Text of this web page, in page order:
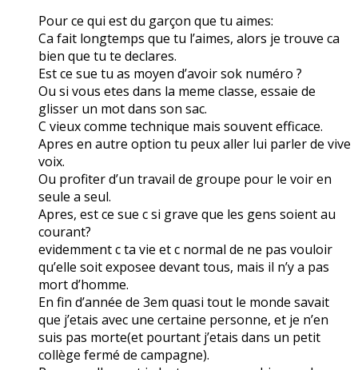
Pour ce qui est du garçon que tu aimes:
Ca fait longtemps que tu l’aimes, alors je trouve ca
bien que tu te declares.
Est ce sue tu as moyen d’avoir sok numéro ?
Ou si vous etes dans la meme classe, essaie de
glisser un mot dans son sac.
C vieux comme technique mais souvent efficace.
Apres en autre option tu peux aller lui parler de vive
voix.
Ou profiter d’un travail de groupe pour le voir en
seule a seul.
Apres, est ce sue c si grave que les gens soient au
courant?
evidemment c ta vie et c normal de ne pas vouloir
qu’elle soit exposee devant tous, mais il n’y a pas
mort d’homme.
En fin d’année de 3em quasi tout le monde savait
que j’etais avec une certaine personne, et je n’en
suis pas morte(et pourtant j’etais dans un petit
collège fermé de campagne).